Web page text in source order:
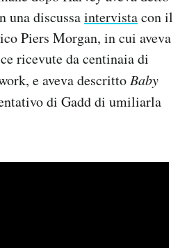
una discussaintervistacon il
Piers Morgan, in cui aveva
ricevute da centinaia di
e aveva descrittoBaby
di Gadd di umiliarla